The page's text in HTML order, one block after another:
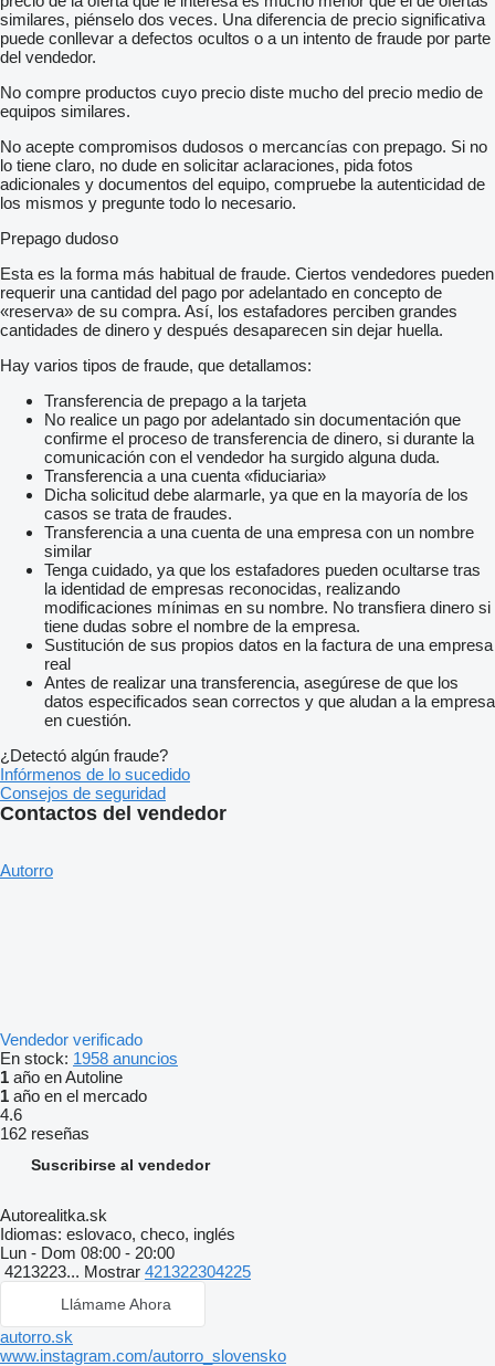
similares, piénselo dos veces. Una diferencia de precio significativa
puede conllevar a defectos ocultos o a un intento de fraude por parte
del vendedor.
No compre productos cuyo precio diste mucho del precio medio de
equipos similares.
No acepte compromisos dudosos o mercancías con prepago. Si no
lo tiene claro, no dude en solicitar aclaraciones, pida fotos
adicionales y documentos del equipo, compruebe la autenticidad de
los mismos y pregunte todo lo necesario.
Prepago dudoso
Esta es la forma más habitual de fraude. Ciertos vendedores pueden
requerir una cantidad del pago por adelantado en concepto de
«reserva» de su compra. Así, los estafadores perciben grandes
cantidades de dinero y después desaparecen sin dejar huella.
Hay varios tipos de fraude, que detallamos:
Transferencia de prepago a la tarjeta
No realice un pago por adelantado sin documentación que
confirme el proceso de transferencia de dinero, si durante la
comunicación con el vendedor ha surgido alguna duda.
Transferencia a una cuenta «fiduciaria»
Dicha solicitud debe alarmarle, ya que en la mayoría de los
casos se trata de fraudes.
Transferencia a una cuenta de una empresa con un nombre
similar
Tenga cuidado, ya que los estafadores pueden ocultarse tras
la identidad de empresas reconocidas, realizando
modificaciones mínimas en su nombre. No transfiera dinero si
tiene dudas sobre el nombre de la empresa.
Sustitución de sus propios datos en la factura de una empresa
real
Antes de realizar una transferencia, asegúrese de que los
datos especificados sean correctos y que aludan a la empresa
en cuestión.
¿Detectó algún fraude?
Infórmenos de lo sucedido
Consejos de seguridad
Contactos del vendedor
Autorro
Vendedor verificado
En stock: 1958 anuncios
1 año en Autoline
1 año en el mercado
4.6
162 reseñas
Suscribirse al vendedor
Autorealitka.sk
Idiomas: eslovaco, checo, inglés
Lun - Dom 08:00 - 20:00
4213223... Mostrar 421322304225
Llámame Ahora
autorro.sk
www.instagram.com/autorro_slovensko